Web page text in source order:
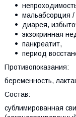
мальабсорция
диарея,
экзокринная
панкреатит,
период
Противопоказания:
беременность,
Состав:
сублимированная